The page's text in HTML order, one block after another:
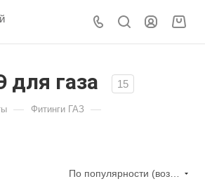
газа 15
— Фитинги ГАЗ —